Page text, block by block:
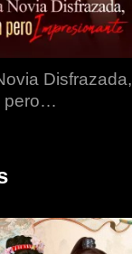
Disfrazada,
pero